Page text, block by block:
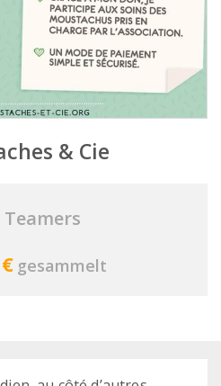
& Cie
Teamers
gesammelt